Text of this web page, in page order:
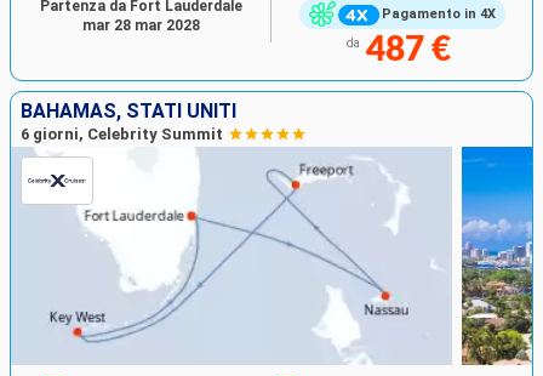
Pagamento in 4X
da 487 €
Partenza da Fort Lauderdale
mar 28 mar 2028
BAHAMAS, STATI UNITI
6 giorni, Celebrity Summit